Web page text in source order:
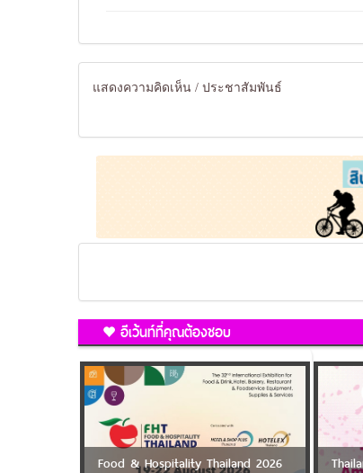
แสดงความคิดเห็น / ประชาสัมพันธ์
อีเว้นท์ที่คุณต้องชอบ
Food & Hospitality Thailand 2026